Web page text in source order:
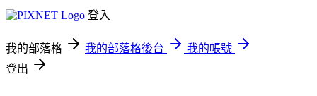
登入
我的部落格 我的部落格後台
我的帳號
登出